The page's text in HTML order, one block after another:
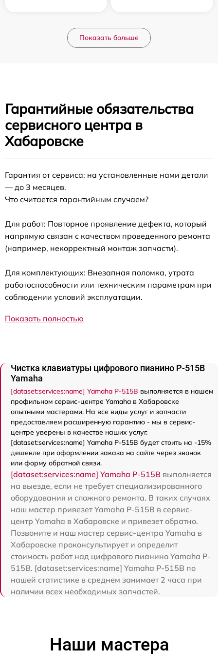
Показать больше
Гарантийные обязательства
сервисного центра в
Хабаровске
Гарантия от сервиса: на установленные нами детали
— до 3 месяцев.
Что считается гарантийным случаем?
Для работ: Повторное проявление дефекта, который
напрямую связан с качеством проведенного ремонта
(например, некорректный монтаж запчасти).
Для комплектующих: Внезапная поломка, утрата
работоспособности или техническим параметрам при
соблюдении условий эксплуатации.
Показать полностью
Чистка клавиатуры цифрового пианино P-515B
Yamaha
[dataset:services:name] Yamaha P-515B выполняется в нашем
профильном сервис-центре Yamaha в Хабаровске
опытными мастерами. На все виды услуг и запчасти
предоставляем расширенную гарантию - мы в сервис-
центре уверены в качестве наших услуг.
[dataset:services:name] Yamaha P-515B будет стоить на -15%
дешевле при оформлении заказа на сайте через звонок
или форму обратной связи.
[dataset:services:name] Yamaha P-515B выполняется
на выезде, если не требует специализированного
оборудования и сложного ремонта. В таких случаях
наш мастер привезет Yamaha P-515B в сервис-
центр Yamaha в Хабаровске и привезет обратно.
Позвоните и наш мастер сервис-центра Yamaha в
Хабаровске проконсультирует и определит
стоимость работ над цифрового пианино Yamaha P-
515B. [dataset:services:name] Yamaha P-515B по
нашей статистике в среднем занимает 2 часа при
наличии всех необходимых запчастей.
Наши мастера